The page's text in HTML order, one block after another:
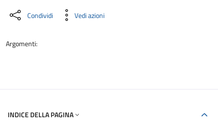
Condividi Vedi azioni
Argomenti:
INDICE DELLA PAGINA